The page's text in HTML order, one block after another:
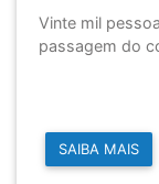
Vinte mil
passagem do
SAIBA MAIS